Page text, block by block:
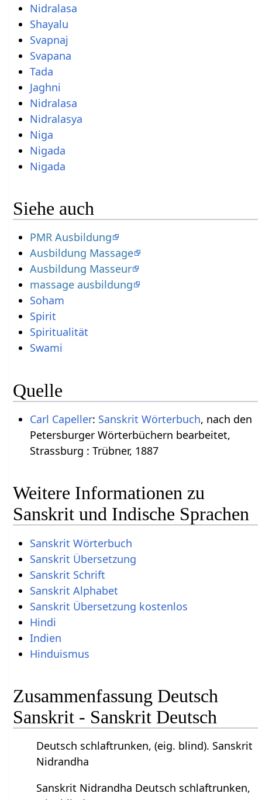
Nidralasa
Shayalu
Svapnaj
Svapana
Tada
Jaghni
Nidralasa
Nidralasya
Niga
Nigada
Nigada
Siehe auch
PMR Ausbildung
Ausbildung Massage
Ausbildung Masseur
massage ausbildung
Soham
Spirit
Spiritualität
Swami
Quelle
Carl Capeller: Sanskrit Wörterbuch, nach den
Petersburger Wörterbüchern bearbeitet,
Strassburg : Trübner, 1887
Weitere Informationen zu
Sanskrit und Indische Sprachen
Sanskrit Wörterbuch
Sanskrit Übersetzung
Sanskrit Schrift
Sanskrit Alphabet
Sanskrit Übersetzung kostenlos
Hindi
Indien
Hinduismus
Zusammenfassung Deutsch
Sanskrit - Sanskrit Deutsch
Deutsch schlaftrunken, (eig. blind). Sanskrit
Nidrandha
Sanskrit Nidrandha Deutsch schlaftrunken,